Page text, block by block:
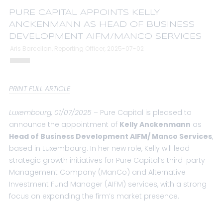
PURE CAPITAL APPOINTS KELLY
ANCKENMANN AS HEAD OF BUSINESS
DEVELOPMENT AIFM/MANCO SERVICES
PRINT FULL ARTICLE
Luxembourg, 01/07/2025 – Pure Capital is pleased to
announce the appointment of Kelly Anckenmann as
Head of Business Development AIFM/ Manco Services,
based in Luxembourg. In her new role, Kelly will lead
strategic growth initiatives for Pure Capital’s third-party
Management Company (ManCo) and Alternative
Investment Fund Manager (AIFM) services, with a strong
focus on expanding the firm’s market presence.